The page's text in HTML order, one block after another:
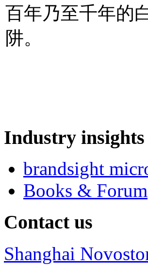
百年乃至千年的
阱。
Industry insights
brandsight
Books & Forum
Contact us
Shanghai